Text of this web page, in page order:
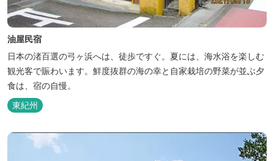
油屋民宿
日本の渚百選の弓ヶ浜へは、徒歩ですぐ。夏には、海水浴を楽しむ
観光客で賑わいます。鮮度抜群の海の幸と自家栽培の野菜が並ぶ夕
食は、宿の自慢。
東紀州